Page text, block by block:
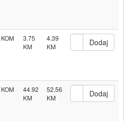
KOM 3.75 4.39
KOM 44.92 52.56